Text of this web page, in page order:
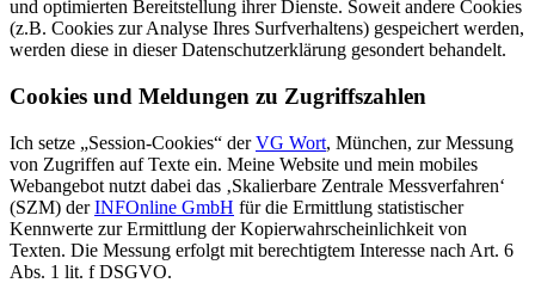
und optimierten Bereitstellung ihrer Dienste. Soweit andere Cookies
(z.B. Cookies zur Analyse Ihres Surfverhaltens) gespeichert werden,
werden diese in dieser Datenschutzerklärung gesondert behandelt.
Cookies und Meldungen zu Zugriffszahlen
Ich setze „Session-Cookies“ derVG Wort, München, zur Messung
von Zugriffen auf Texte ein. Meine Website und mein mobiles
Webangebot nutzt dabei das ‚Skalierbare Zentrale Messverfahren‘
(SZM) derINFOnline GmbH für die Ermittlung statistischer
Kennwerte zur Ermittlung der Kopierwahrscheinlichkeit von
Texten. Die Messung erfolgt mit berechtigtem Interesse nach Art. 6
Abs. 1 lit. f DSGVO.